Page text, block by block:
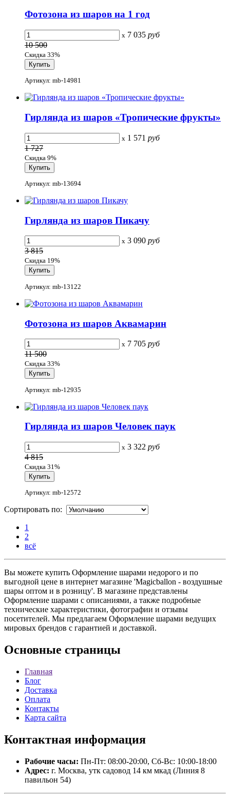
Фотозона из шаров на 1 год
x 7 035 руб
10 500
Скидка 33%
Артикул: mb-14981
Гирлянда из шаров «Тропические фрукты»
x 1 571 руб
1 727
Скидка 9%
Артикул: mb-13694
Гирлянда из шаров Пикачу
x 3 090 руб
3 815
Скидка 19%
Артикул: mb-13122
Фотозона из шаров Аквамарин
x 7 705 руб
11 500
Скидка 33%
Артикул: mb-12935
Гирлянда из шаров Человек паук
x 3 322 руб
4 815
Скидка 31%
Артикул: mb-12572
Сортировать по:
1
2
всё
Вы можете купить Оформление шарами недорого и по
выгодной цене в интернет магазине 'Magicballon - воздушные
шары оптом и в розницу'. В магазине представлены
Оформление шарами с описаниями, а также подробные
технические характеристики, фотографии и отзывы
посетителей. Мы предлагаем Оформление шарами ведущих
мировых брендов с гарантией и доставкой.
Основные страницы
Главная
Блог
Доставка
Оплата
Контакты
Карта сайта
Контактная информация
Рабочие часы: Пн-Пт: 08:00-20:00, Сб-Вс: 10:00-18:00
Адрес: г. Москва, утк садовод 14 км мкад (Линия 8
павильон 54)